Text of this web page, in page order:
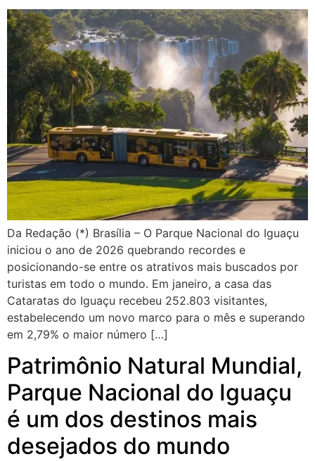
Da Redação (*) Brasília – O Parque Nacional do Iguaçu
iniciou o ano de 2026 quebrando recordes e
posicionando-se entre os atrativos mais buscados por
turistas em todo o mundo. Em janeiro, a casa das
Cataratas do Iguaçu recebeu 252.803 visitantes,
estabelecendo um novo marco para o mês e superando
em 2,79% o maior número […]
Patrimônio Natural Mundial,
Parque Nacional do Iguaçu
é um dos destinos mais
desejados do mundo